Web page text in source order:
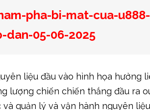
liệu đầu vào hình họa hưởng
là yếu tố cấp thiết trong số bài
tồi, thuyên giảm phí và sâu sát